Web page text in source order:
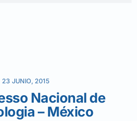
23 JUNIO, 2015
Nacional de
– México